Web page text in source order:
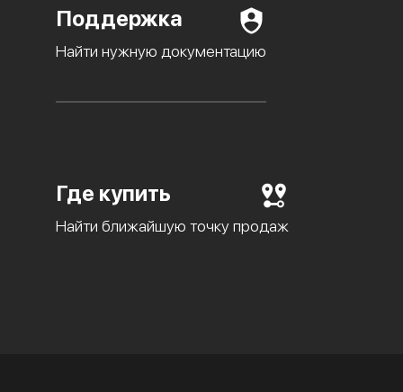
Поддержка
Найти нужную документацию
Где купить
Найти ближайшую точку продаж